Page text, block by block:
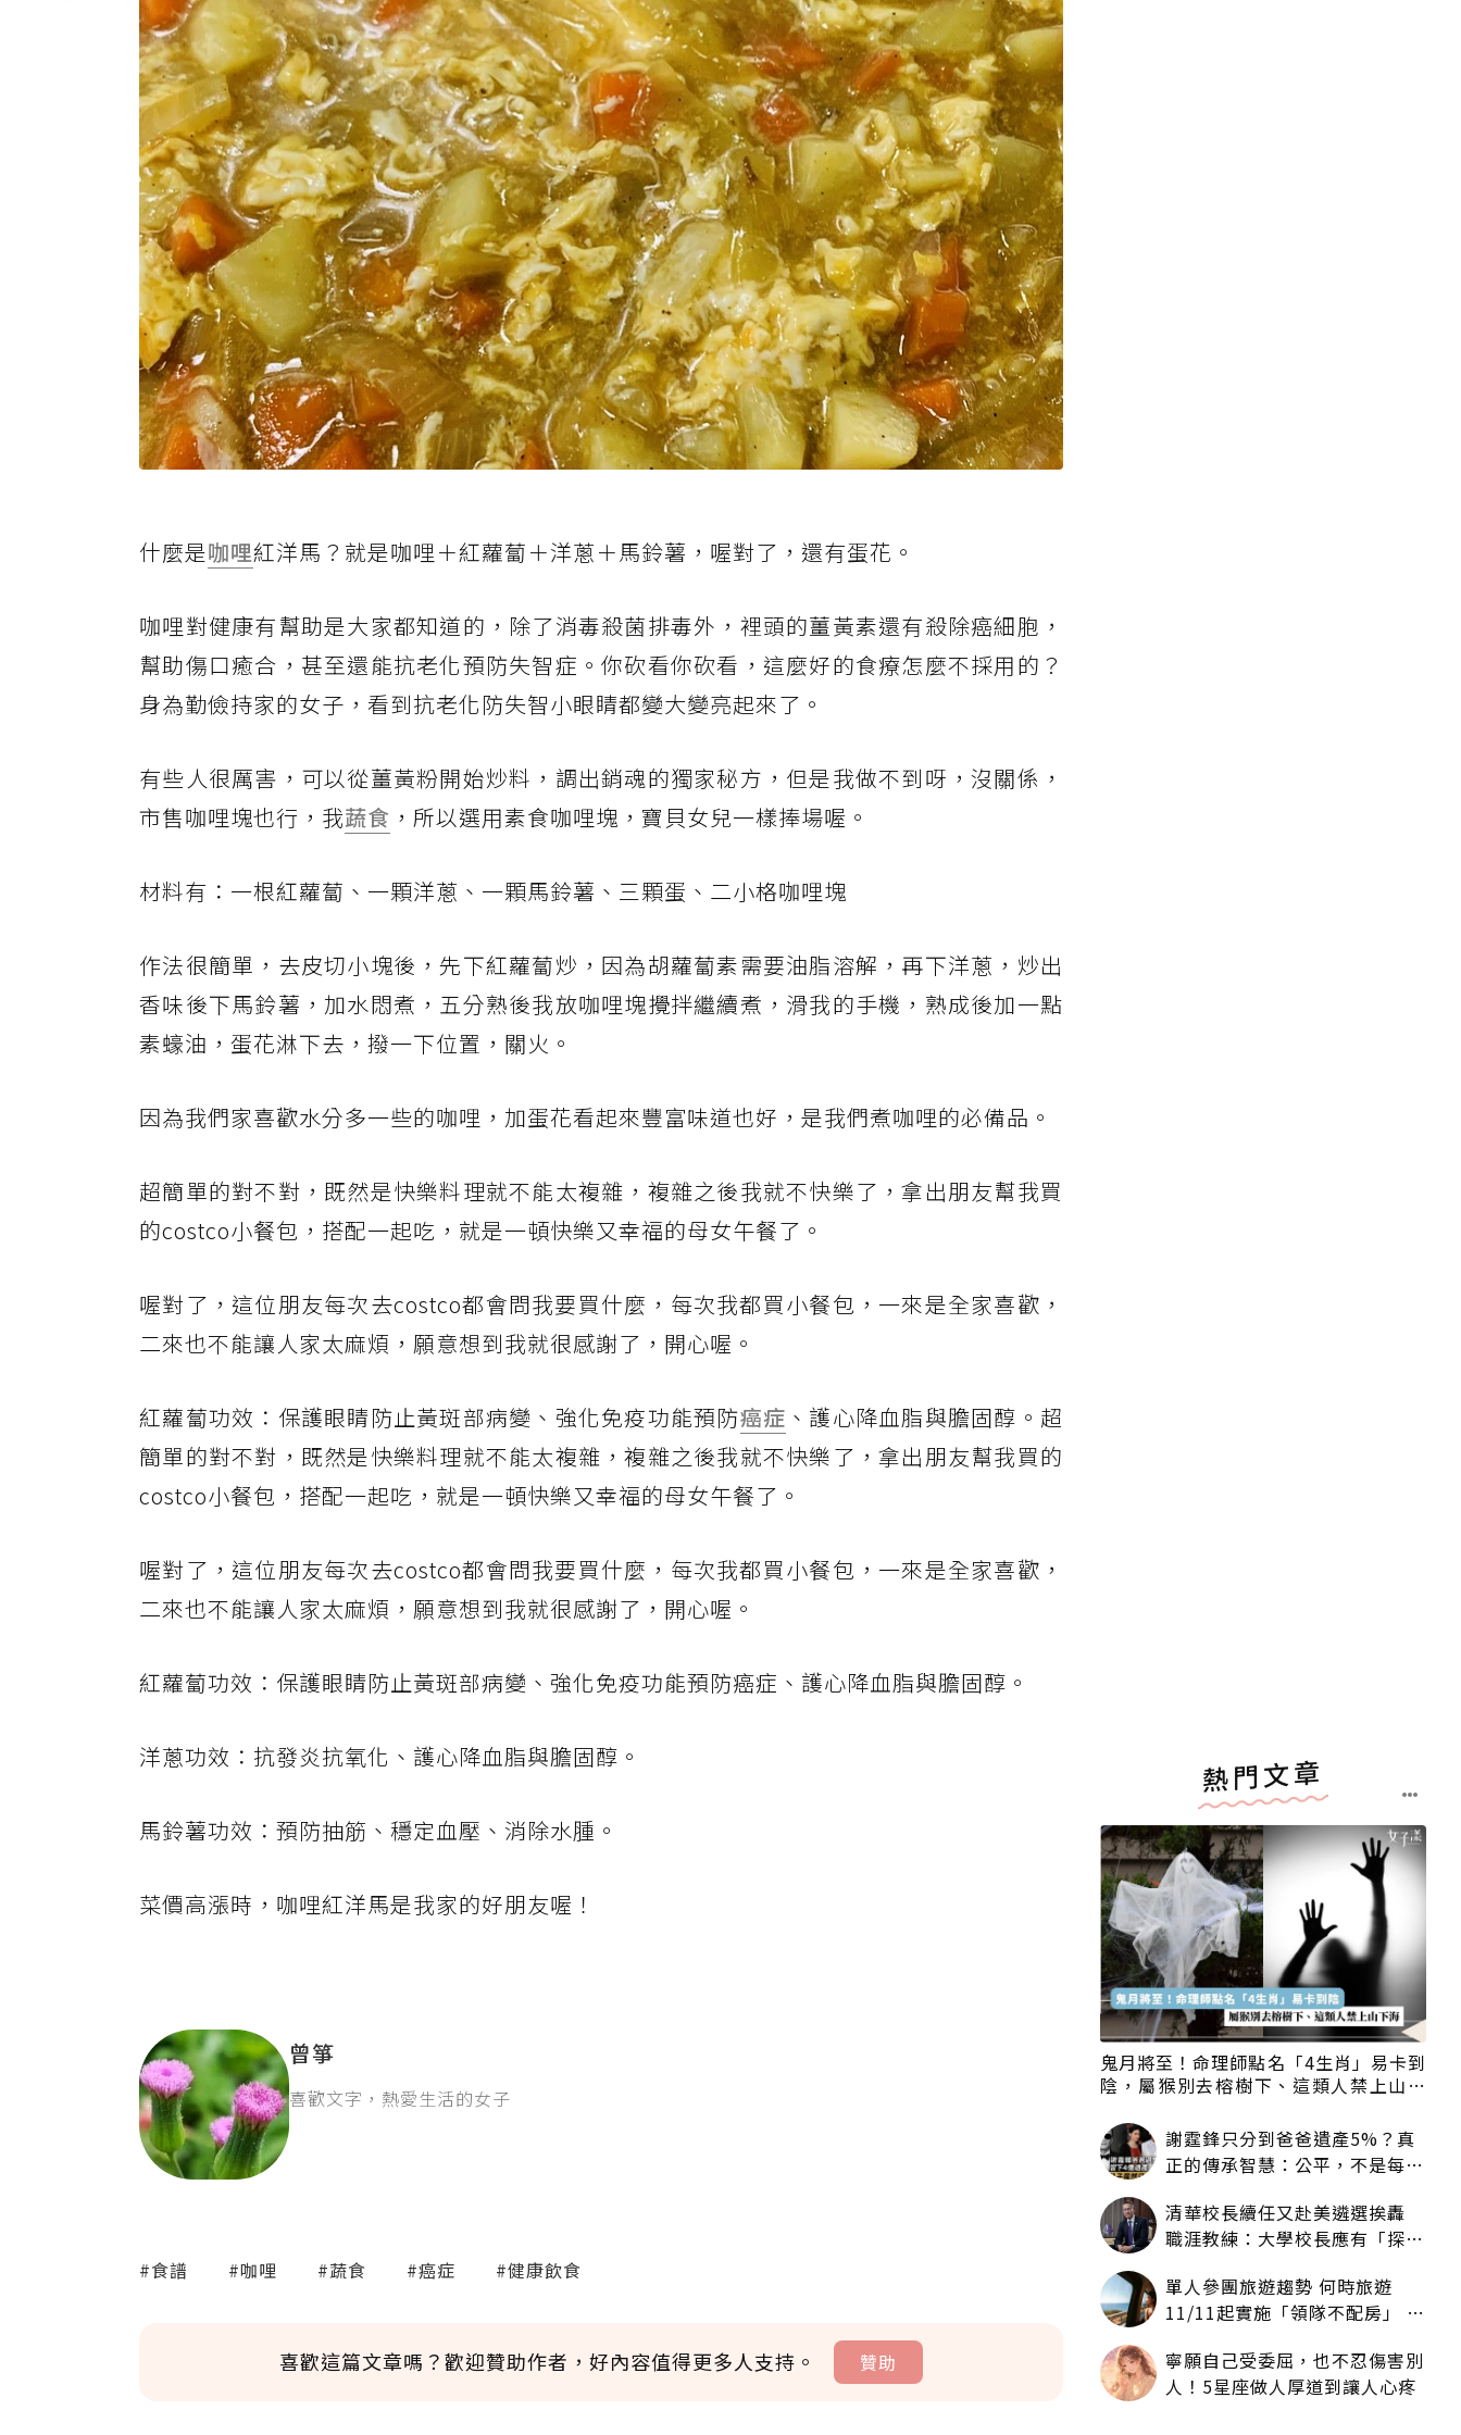
什麼是咖哩紅洋馬？就是咖哩＋紅蘿蔔＋洋蔥＋馬鈴薯，喔對了，還有蛋花。
咖哩對健康有幫助是大家都知道的，除了消毒殺菌排毒外，裡頭的薑黃素還有殺除癌細胞，
幫助傷口癒合，甚至還能抗老化預防失智症。你砍看你砍看，這麼好的食療怎麼不採用的？
身為勤儉持家的女子，看到抗老化防失智小眼睛都變大變亮起來了。
有些人很厲害，可以從薑黃粉開始炒料，調出銷魂的獨家秘方，但是我做不到呀，沒關係，
市售咖哩塊也行，我蔬食 ，所以選用素食咖哩塊，寶貝女兒一樣捧場喔。
材料有：一根紅蘿蔔、一顆洋蔥、一顆馬鈴薯、三顆蛋、二小格咖哩塊
作法很簡單，去皮切小塊後，先下紅蘿蔔炒，因為胡蘿蔔素需要油脂溶解，再下洋蔥，炒出
香味後下馬鈴薯，加水悶煮，五分熟後我放咖哩塊攪拌繼續煮，滑我的手機，熟成後加一點
素蠔油，蛋花淋下去，撥一下位置，關火。
因為我們家喜歡水分多一些的咖哩，加蛋花看起來豐富味道也好，是我們煮咖哩的必備品。
超簡單的對不對，既然是快樂料理就不能太複雜，複雜之後我就不快樂了，拿出朋友幫我買
的costco小餐包，搭配一起吃，就是一頓快樂又幸福的母女午餐了。
喔對了，這位朋友每次去costco都會問我要買什麼，每次我都買小餐包，一來是全家喜歡，
二來也不能讓人家太麻煩，願意想到我就很感謝了，開心喔。
紅蘿蔔功效：保護眼睛防止黃斑部病變、強化免疫功能預防癌症 、護心降血脂與膽固醇。超
簡單的對不對，既然是快樂料理就不能太複雜，複雜之後我就不快樂了，拿出朋友幫我買的
costco小餐包，搭配一起吃，就是一頓快樂又幸福的母女午餐了。
喔對了，這位朋友每次去costco都會問我要買什麼，每次我都買小餐包，一來是全家喜歡，
二來也不能讓人家太麻煩，願意想到我就很感謝了，開心喔。
紅蘿蔔功效：保護眼睛防止黃斑部病變、強化免疫功能預防癌症、護心降血脂與膽固醇。
洋蔥功效：抗發炎抗氧化、護心降血脂與膽固醇。
馬鈴薯功效：預防抽筋、穩定血壓、消除水腫。
菜價高漲時，咖哩紅洋馬是我家的好朋友喔！
曾箏
喜歡文字，熱愛生活的女子
#食譜 #咖哩 #蔬食 #癌症 #健康飲食
喜歡這篇文章嗎？歡迎贊助作者，好內容值得更多人支持。 贊助
熱門文章
鬼月將至！命理師點名「4生肖」易卡到
陰，屬猴別去榕樹下、這類人禁上山下
謝霆鋒只分到爸爸遺產5%？真
正的傳承智慧：公平，不是每個
清華校長續任又赴美遴選挨轟
職涯教練：大學校長應有「探
單人參團旅遊趨勢 何時旅遊
11/11起實施「領隊不配房」 落
寧願自己受委屈，也不忍傷害別
人！5星座做人厚道到讓人心疼